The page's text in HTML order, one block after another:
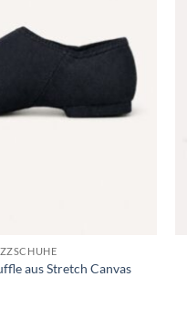
aus Stretch Canvas